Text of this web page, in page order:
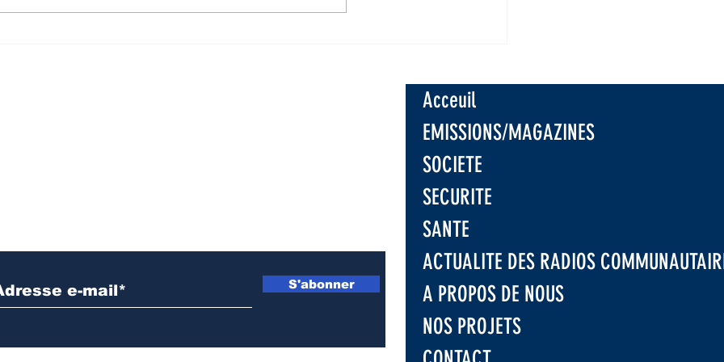
dialogue national
inclusif et apaisé »
S'abonner
Acceuil
EMISSIONS/MAGAZINES
SOCIETE
SECURITE
SANTE
ACTUALITE DES RADIOS
A PROPOS DE NOUS
NOS PROJETS